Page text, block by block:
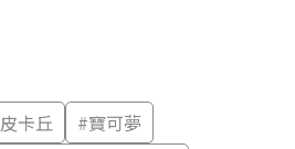
皮卡丘 #寶可夢